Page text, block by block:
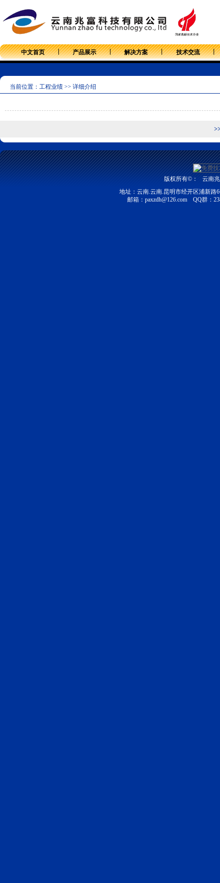
中文首页 产品展示 解决方案 技术交流
当前位置：工程业绩 >> 详细介绍
版权所有©： 云南
地址：云南.云南.昆明市经开区浦新路
邮箱： paxzdh@126.com QQ群：